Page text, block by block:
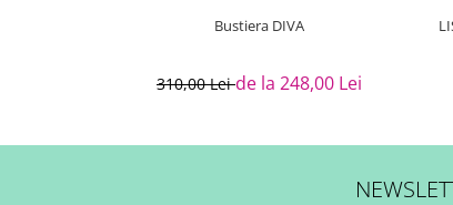
Bustiera DIVA
310,00 Leide la 248,00 Lei